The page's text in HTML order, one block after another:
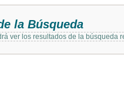
la Búsqueda
ver los resultados de la búsqueda